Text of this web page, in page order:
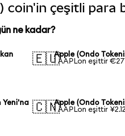
coin'in çeşitli
ne kadar?
🇪🇺Apple (Ondo
1 AAPLon eşittir
Yeni'na 🇨🇳Apple (Ondo
1 AAPLon eşittir